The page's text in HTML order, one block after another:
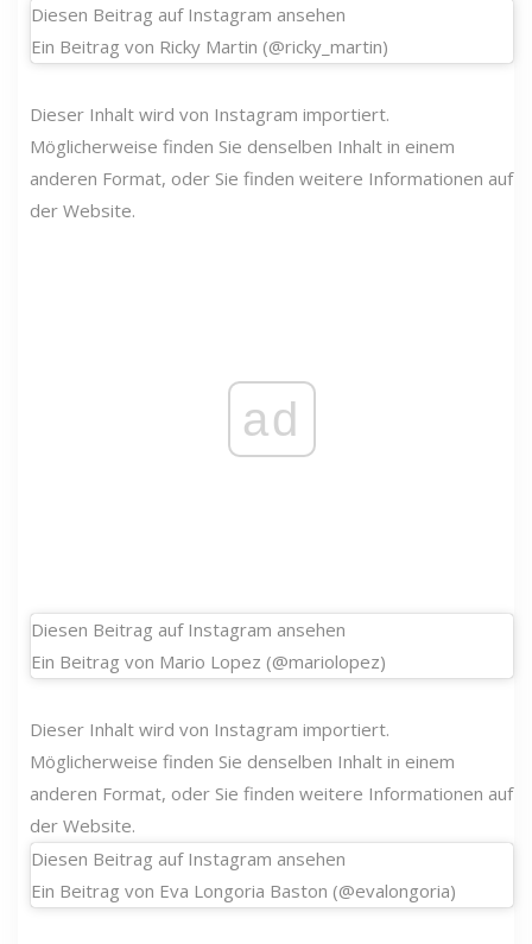
Diesen Beitrag auf Instagram ansehen
Ein Beitrag von Ricky Martin (@ricky_martin)
Dieser Inhalt wird von Instagram importiert.
Möglicherweise finden Sie denselben Inhalt in einem
anderen Format, oder Sie finden weitere Informationen auf
der Website.
ad
Diesen Beitrag auf Instagram ansehen
Ein Beitrag von Mario Lopez (@mariolopez)
Dieser Inhalt wird von Instagram importiert.
Möglicherweise finden Sie denselben Inhalt in einem
anderen Format, oder Sie finden weitere Informationen auf
der Website.
Diesen Beitrag auf Instagram ansehen
Ein Beitrag von Eva Longoria Baston (@evalongoria)